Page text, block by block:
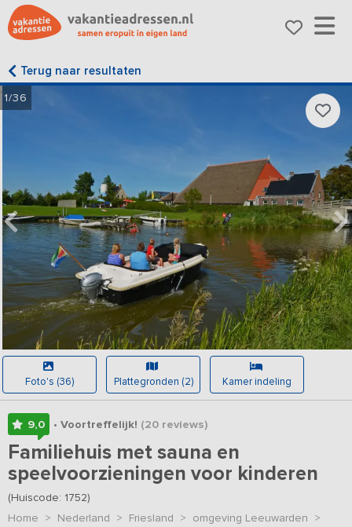
Terug naar resultaten
1/36
Foto's (36) Plattegronden (2) Kamer indeling
9,0 • Voortreffelijk! (20reviews)
Familiehuis met sauna en
speelvoorzieningen voor kinderen
(Huiscode: 1752)
Home > Nederland > Friesland > omgeving Leeuwarden >